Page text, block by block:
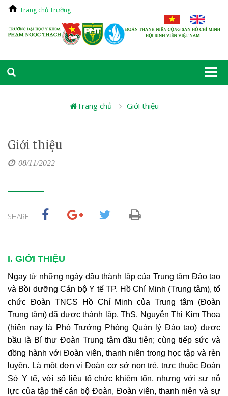
Trang chủ Trường
Trang chủ Giới thiệu
Giới thiệu
08/11/2022
SHARE
I. GIỚI THIỆU
Ngay từ những ngày đầu thành lập của Trung tâm Đào tạo
và Bồi dưỡng Cán bộ Y tế TP. Hồ Chí Minh (Trung tâm), tổ
chức Đoàn TNCS Hồ Chí Minh của Trung tâm (Đoàn
Trung tâm) đã được thành lập, ThS. Nguyễn Thị Kim Thoa
(hiện nay là Phó Trưởng Phòng Quản lý Đào tạo) được
bầu là Bí thư Đoàn Trung tâm đầu tiên; cùng tiếp sức và
đồng hành với Đoàn viên, thanh niên trong học tập và rèn
luyện. Là một đơn vị Đoàn cơ sở non trẻ, trực thuộc Đoàn
Sở Y tế, với số liệu tổ chức khiêm tốn, nhưng với sự nỗ
lực của tập thể cán bộ Đoàn, Đoàn viên, thanh niên và sự